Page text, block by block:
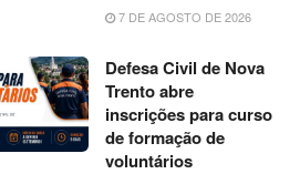
7 DE AGOSTO DE 2026
Defesa Civil de Nova
Trento abre
inscrições para curso
de formação de
voluntários